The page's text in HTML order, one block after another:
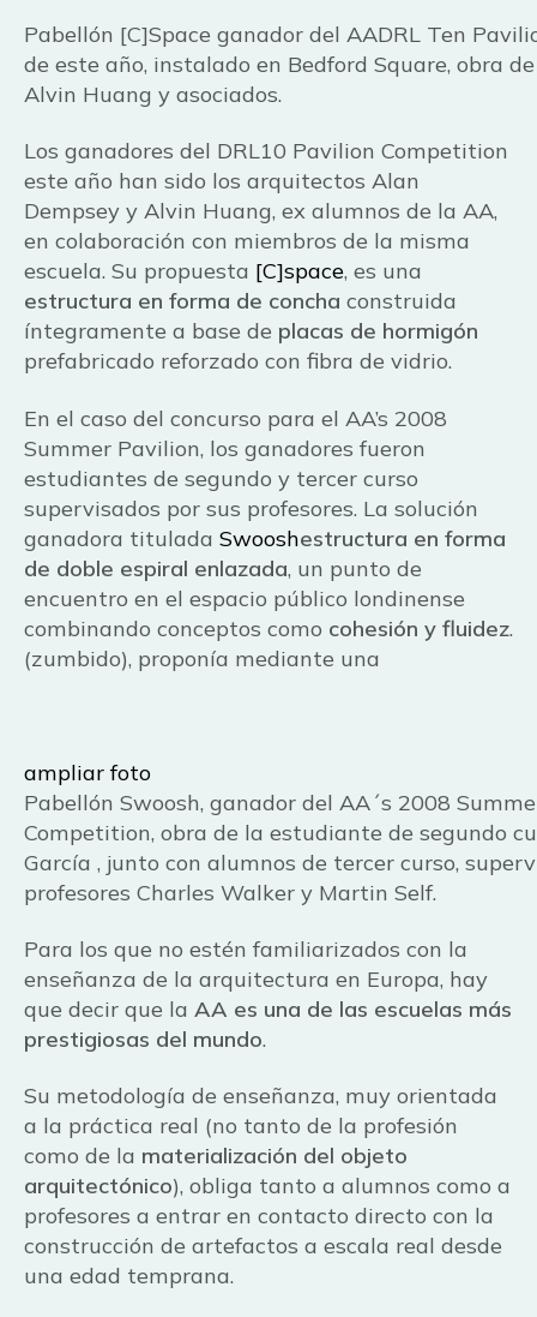
Pabellón [C]Space ganador del AADRL Ten
de este año, instalado en Bedford Square, obra
Alvin Huang y asociados.
Los ganadores del DRL10 Pavilion Competition
este año han sido los arquitectos Alan
Dempsey y Alvin Huang, ex alumnos de la AA,
en colaboración con miembros de la misma
escuela. Su propuesta [C]space, es una
estructura en forma de concha construida
íntegramente a base de placas de hormigón
prefabricado reforzado con fibra de vidrio.
En el caso del concurso para el AA’s 2008
Summer Pavilion, los ganadores fueron
estudiantes de segundo y tercer curso
supervisados por sus profesores. La solución
ganadora titulada Swooshestructura en forma
de doble espiral enlazada, un punto de
encuentro en el espacio público londinense
combinando conceptos como cohesión y fluidez.
(zumbido), proponía mediante una
ampliar foto
Pabellón Swoosh, ganador del AA´s 2008
Competition, obra de la estudiante de segundo
García , junto con alumnos de tercer curso,
profesores Charles Walker y Martin Self.
Para los que no estén familiarizados con la
enseñanza de la arquitectura en Europa, hay
que decir que la AA es una de las escuelas más
prestigiosas del mundo.
Su metodología de enseñanza, muy orientada
a la práctica real (no tanto de la profesión
como de la materialización del objeto
arquitectónico), obliga tanto a alumnos como a
profesores a entrar en contacto directo con la
construcción de artefactos a escala real desde
una edad temprana.